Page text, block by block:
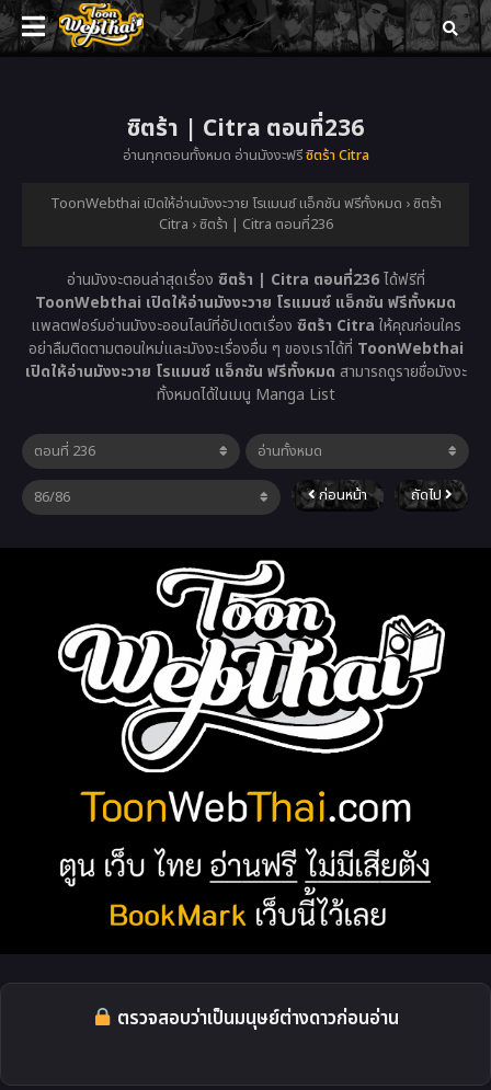
ซิตร้า | Citra ตอนที่236
อ่านทุกตอนทั้งหมด อ่านมังงะฟรีซิตร้า Citra
ToonWebthai เปิดให้อ่านมังงะวาย โรแมนซ์ แอ็กชัน ฟรีทั้งหมด ›ซิตร้า
Citra ›ซิตร้า | Citra ตอนที่236
อ่านมังงะตอนล่าสุดเรื่อง ซิตร้า | Citra ตอนที่236ได้ฟรีที่
ToonWebthai เปิดให้อ่านมังงะวาย โรแมนซ์ แอ็กชัน ฟรีทั้งหมด
แพลตฟอร์มอ่านมังงะออนไลน์ที่อัปเดตเรื่อง ซิตร้า Citra ให้คุณก่อนใคร
อย่าลืมติดตามตอนใหม่และมังงะเรื่องอื่น ๆ ของเราได้ที่ ToonWebthai
เปิดให้อ่านมังงะวาย โรแมนซ์ แอ็กชัน ฟรีทั้งหมด สามารถดูรายชื่อมังงะ
ทั้งหมดได้ในเมนู Manga List
ก่อนหน้า ถัดไป
ตรวจสอบว่าเป็นมนุษย์ต่างดาวก่อนอ่าน